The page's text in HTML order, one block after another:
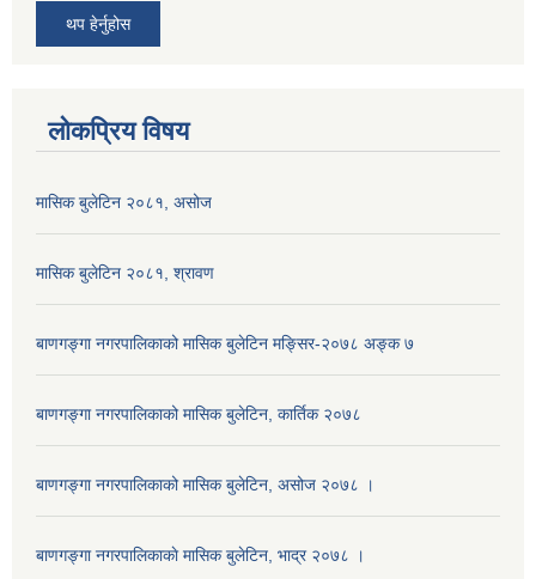
थप हेर्नुहोस
लोकप्रिय विषय
मासिक बुलेटिन २०८१, असोज
मासिक बुलेटिन २०८१, श्रावण
बाणगङ्गा नगरपालिकाको मासिक बुलेटिन मङ्सिर-२०७८ अङ्क ७
बाणगङ्गा नगरपालिकाको मासिक बुलेटिन, कार्तिक २०७८
बाणगङ्गा नगरपालिकाको मासिक बुलेटिन, असोज २०७८ ।
बाणगङ्गा नगरपालिकाकाे मासिक बुलेटिन, भाद्र २०७८ ।